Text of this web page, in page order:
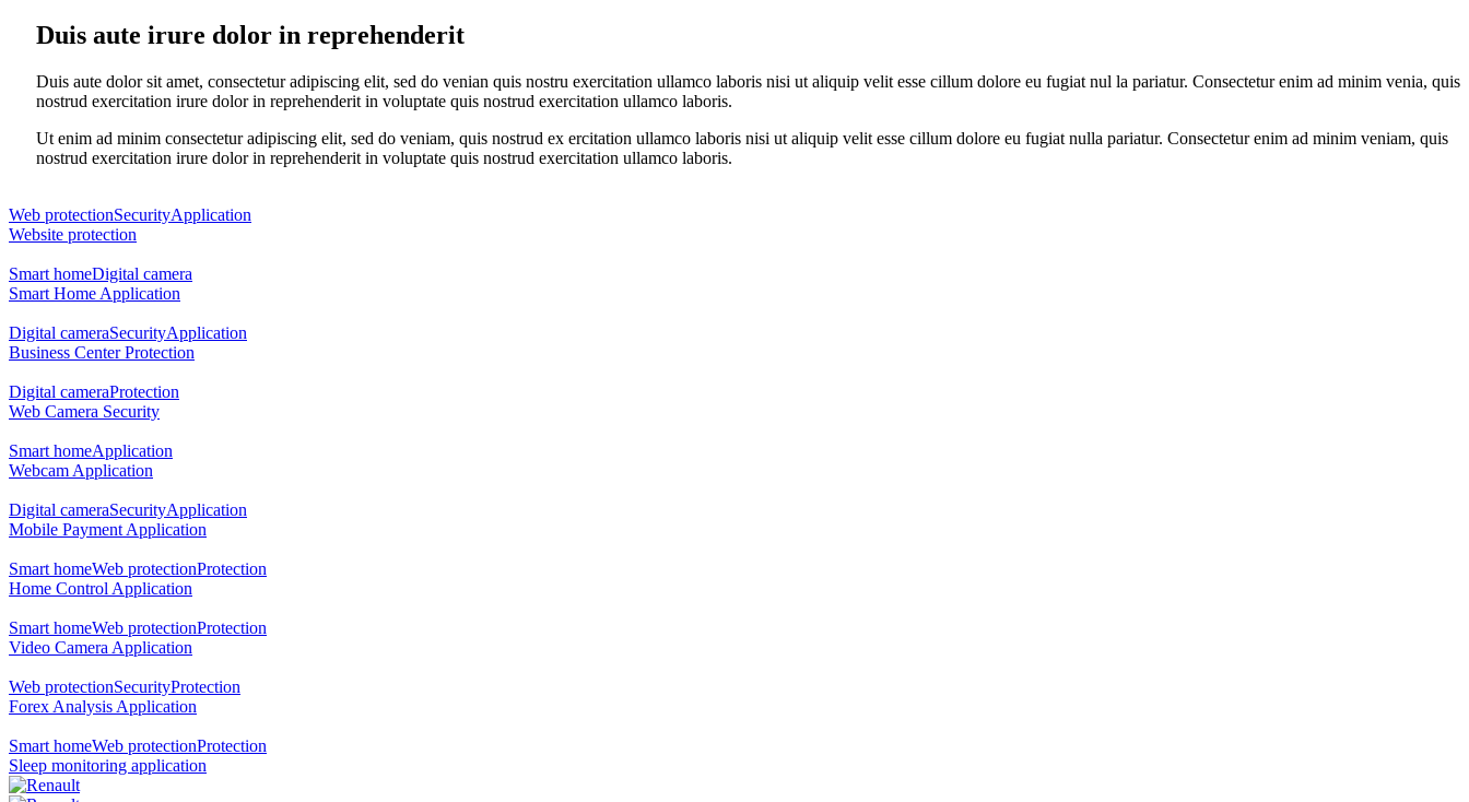
Duis aute irure dolor in reprehenderit
Duis aute dolor sit amet, consectetur adipiscing elit, sed do venian quis nostru exercitation ullamco laboris nisi ut aliquip velit esse cillum dolore eu fugiat nul la pariatur. Consectetur enim ad minim venia, quis
nostrud exercitation irure dolor in reprehenderit in voluptate quis nostrud exercitation ullamco laboris.
Ut enim ad minim consectetur adipiscing elit, sed do veniam, quis nostrud ex ercitation ullamco laboris nisi ut aliquip velit esse cillum dolore eu fugiat nulla pariatur. Consectetur enim ad minim veniam, quis
nostrud exercitation irure dolor in reprehenderit in voluptate quis nostrud exercitation ullamco laboris.
Web protectionSecurityApplication
Website protection
Smart homeDigital camera
Smart Home Application
Digital cameraSecurityApplication
Business Center Protection
Digital cameraProtection
Web Camera Security
Smart homeApplication
Webcam Application
Digital cameraSecurityApplication
Mobile Payment Application
Smart homeWeb protectionProtection
Home Control Application
Smart homeWeb protectionProtection
Video Camera Application
Web protectionSecurityProtection
Forex Analysis Application
Smart homeWeb protectionProtection
Sleep monitoring application